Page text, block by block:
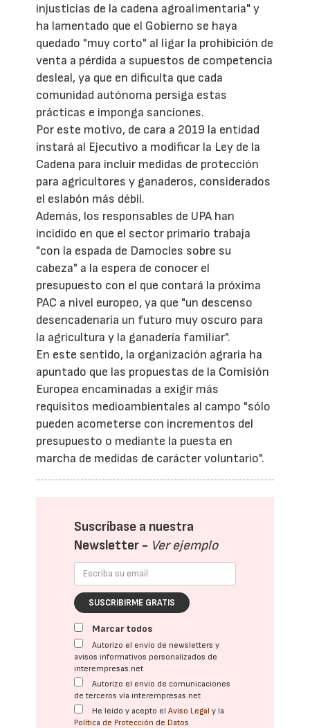
injusticias de la cadena agroalimentaria" y
ha lamentado que el Gobierno se haya
quedado "muy corto" al ligar la prohibición de
venta a pérdida a supuestos de competencia
desleal, ya que en dificulta que cada
comunidad autónoma persiga estas
prácticas e imponga sanciones.
Por este motivo, de cara a 2019 la entidad
instará al Ejecutivo a modificar la Ley de la
Cadena para incluir medidas de protección
para agricultores y ganaderos, considerados
el eslabón más débil.
Además, los responsables de UPA han
incidido en que el sector primario trabaja
"con la espada de Damocles sobre su
cabeza" a la espera de conocer el
presupuesto con el que contará la próxima
PAC a nivel europeo, ya que "un descenso
desencadenaría un futuro muy oscuro para
la agricultura y la ganadería familiar".
En este sentido, la organización agraria ha
apuntado que las propuestas de la Comisión
Europea encaminadas a exigir más
requisitos medioambientales al campo "sólo
pueden acometerse con incrementos del
presupuesto o mediante la puesta en
marcha de medidas de carácter voluntario".
Suscríbase a nuestra
Newsletter - Ver ejemplo
SUSCRIBIRME GRATIS
Marcar todos
Autorizo el envío de newsletters y
avisos informativos personalizados de
interempresas.net
Autorizo el envío de comunicaciones
de terceros vía interempresas.net
He leído y acepto elAviso Legal y la
Política de Protección de Datos